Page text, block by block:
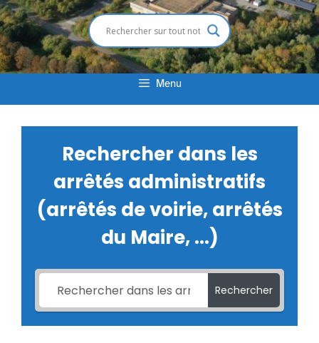
Menu
Rechercher dans les
arrêtés administratifs
(arrêtés de voirie, arrêtés
du Maire, ...)
Rechercher